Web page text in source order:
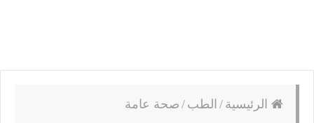
الرئيسية / الطب / صحة عامة